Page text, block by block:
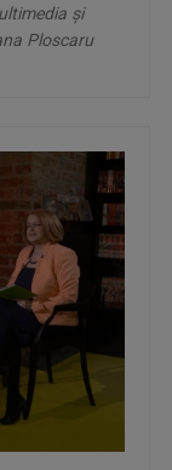
și
Ploscaru